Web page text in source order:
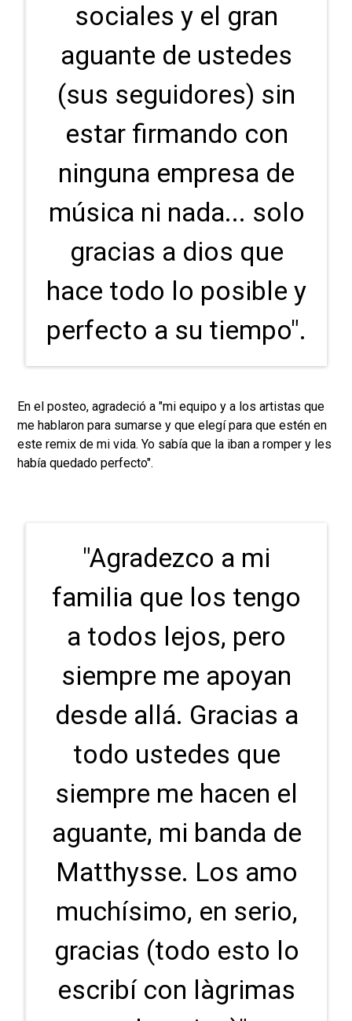
sociales y el gran
aguante de ustedes
(sus seguidores) sin
estar firmando con
ninguna empresa de
música ni nada... solo
gracias a dios que
hace todo lo posible y
perfecto a su tiempo".
En el posteo, agradeció a "mi equipo y a los artistas que
me hablaron para sumarse y que elegí para que estén en
este remix de mi vida. Yo sabía que la iban a romper y les
había quedado perfecto".
"Agradezco a mi
familia que los tengo
a todos lejos, pero
siempre me apoyan
desde allá. Gracias a
todo ustedes que
siempre me hacen el
aguante, mi banda de
Matthysse. Los amo
muchísimo, en serio,
gracias (todo esto lo
escribí con làgrimas